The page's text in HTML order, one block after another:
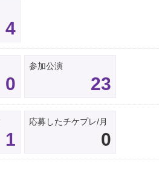
4
0
参加公演
23
1
応募したチケプレ/月
0